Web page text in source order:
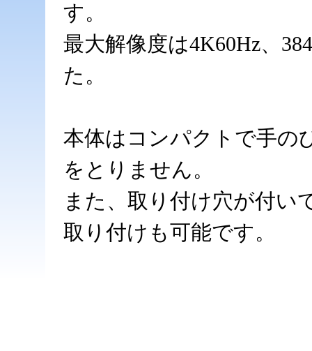
す。
最大解像度は4K60Hz、
た。
本体はコンパクトで手の
をとりません。
また、取り付け穴が付い
取り付けも可能です。